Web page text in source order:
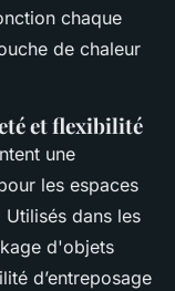
chaque
de chaleur
et flexibilité
une
les espaces
dans les
d'objets
d’entreposage